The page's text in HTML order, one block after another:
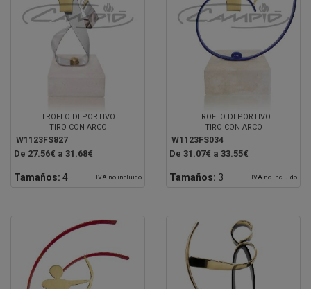
TROFEO DEPORTIVO
TIRO CON ARCO
W1123FS827
De 27.56€ a 31.68€
Tamaños: 4 IVA no incluido
TROFEO DEPORTIVO
TIRO CON ARCO
W1123FS034
De 31.07€ a 33.55€
Tamaños: 3 IVA no incluido